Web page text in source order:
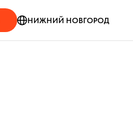
НИЖНИЙ НОВГОРОД